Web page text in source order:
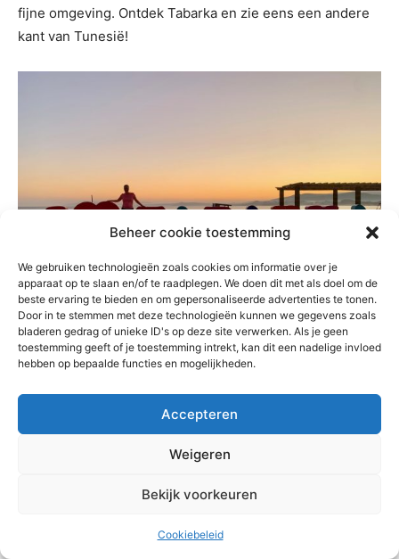
Beheer cookie toestemming
We gebruiken technologieën zoals cookies om informatie over je
apparaat op te slaan en/of te raadplegen. We doen dit met als doel om de
beste ervaring te bieden en om gepersonaliseerde advertenties te tonen.
Door in te stemmen met deze technologieën kunnen we gegevens zoals
bladeren gedrag of unieke ID's op deze site verwerken. Als je geen
toestemming geeft of je toestemming intrekt, kan dit een nadelige invloed
hebben op bepaalde functies en mogelijkheden.
Accepteren
Weigeren
Bekijk voorkeuren
Cookiebeleid
fijne omgeving. Ontdek Tabarka en zie eens een andere
kant van Tunesië!
link een aankoop doet, wij een kleine commissie verdienen. Dit kost jou niks
extra's, maar wij zijn er blij mee. We steken veel tijd en energie in het bijhouden
van deze website, zodat alle informatie steeds up to date is. Heb je iets gehad
eventuele boeking via onze website of onze pagina met
Sommige foto’s in dit artikel zijn ook te koop viaWerkaandemuur.nl